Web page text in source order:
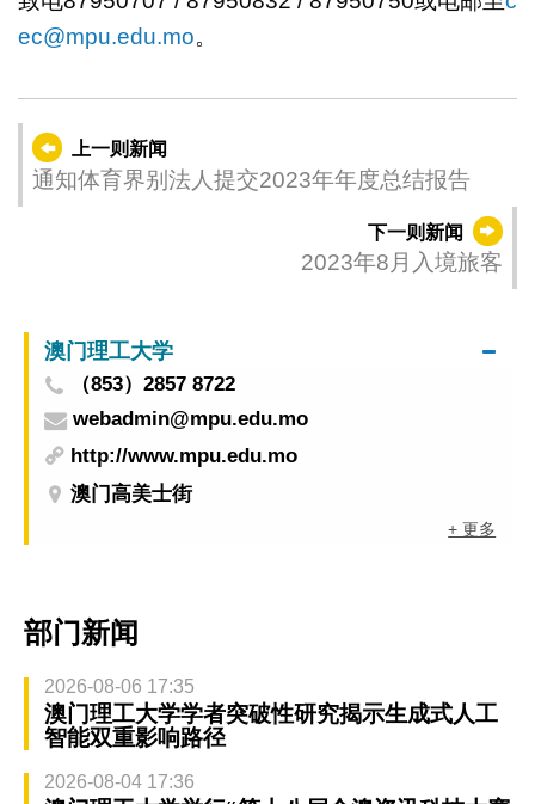
ec@mpu.edu.mo。
上一则新闻
通知体育界别法人提交2023年年度总结报告
下一则新闻
2023年8月入境旅客
澳门理工大学
（853）2857 8722
webadmin@mpu.edu.mo
http://www.mpu.edu.mo
澳门高美士街
+ 更多
部门新闻
2026-08-06 17:35
澳门理工大学学者突破性研究揭示生成式人工
智能双重影响路径
2026-08-04 17:36